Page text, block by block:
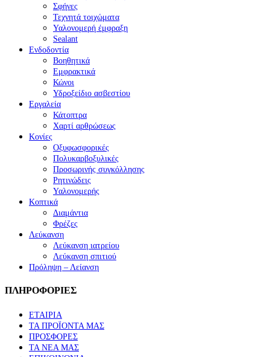
Σφήνες
Τεχνητά τοιχώματα
Υαλονομερή έμφραξη
Sealant
Ενδοδοντία
Βοηθητικά
Εμφρακτικά
Κώνοι
Υδροξείδιο ασβεστίου
Εργαλεία
Κάτοπτρα
Χαρτί αρθρώσεως
Κονίες
Οξυφωσφορικές
Πολυκαρβοξυλικές
Προσωρινής συγκόλλησης
Ρητινώδεις
Υαλονομερής
Κοπτικά
Διαμάντια
Φρέζες
Λεύκανση
Λεύκανση ιατρείου
Λεύκανση σπιτιού
Πρόληψη – Λείανση
ΠΛΗΡΟΦΟΡΙΕΣ
ΕΤΑΙΡΙΑ
ΤΑ ΠΡΟΪΟΝΤΑ ΜΑΣ
ΠΡΟΣΦΟΡΕΣ
ΤΑ ΝΕΑ ΜΑΣ